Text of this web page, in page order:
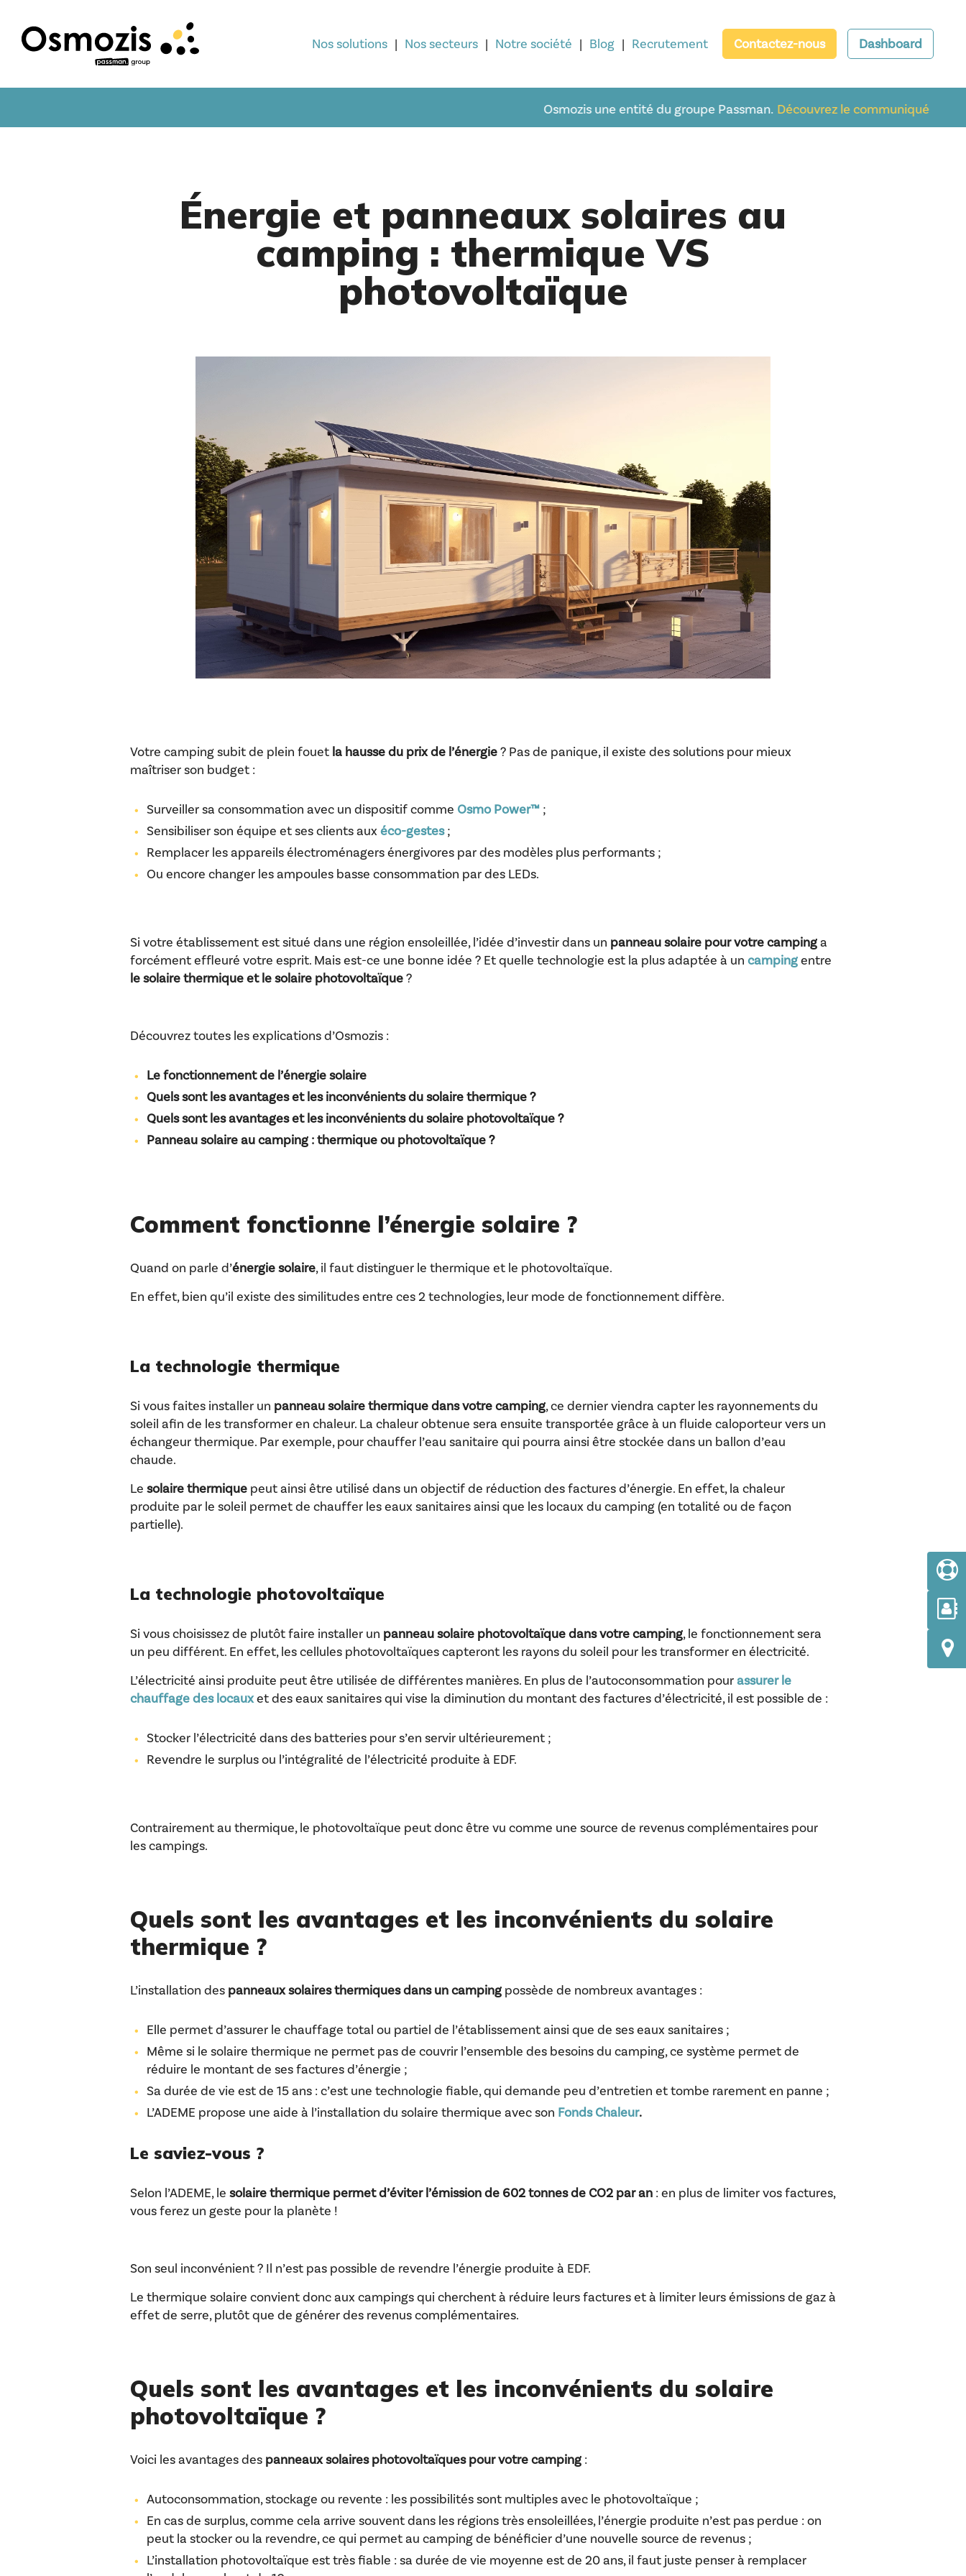
Nos solutions Nos secteurs Notre société Blog Recrutement Contactez-nous Dashboard
Osmozis une entité du groupe Passman. Découvrez le communiqué
Énergie et panneaux solaires au
camping : thermique VS
photovoltaïque
Votre camping subit de plein fouet la hausse du prix de l’énergie? Pas de panique, il existe des solutions pour mieux
maîtriser son budget :
Surveiller sa consommation avec un dispositif comme Osmo Power™ ;
Sensibiliser son équipe et ses clients auxéco-gestes;
Remplacer les appareils électroménagers énergivores par des modèles plus performants ;
Ou encore changer les ampoules basse consommation par des LEDs.
Si votre établissement est situé dans une région ensoleillée, l’idée d’investir dans un panneau solaire pour votre campinga
forcément effleuré votre esprit. Mais est-ce une bonne idée ? Et quelle technologie est la plus adaptée à un campingentre
le solaire thermique et le solaire photovoltaïque?
Découvrez toutes les explications d’Osmozis :
Le fonctionnement de l’énergie solaire
Quels sont les avantages et les inconvénients du solaire thermique ?
Quels sont les avantages et les inconvénients du solaire photovoltaïque ?
Panneau solaire au camping : thermique ou photovoltaïque ?
Comment fonctionne l’énergie solaire ?
Quand on parle d’énergie solaire, il faut distinguer le thermique et le photovoltaïque.
En effet, bien qu’il existe des similitudes entre ces 2 technologies, leur mode de fonctionnement diffère.
La technologie thermique
Si vous faites installer un panneau solaire thermique dans votre camping, ce dernier viendra capter les rayonnements du
soleil afin de les transformer en chaleur. La chaleur obtenue sera ensuite transportée grâce à un fluide caloporteur vers un
échangeur thermique. Par exemple, pour chauffer l’eau sanitaire qui pourra ainsi être stockée dans un ballon d’eau
chaude.
Le solaire thermique peut ainsi être utilisé dans un objectif de réduction des factures d’énergie. En effet, la chaleur
produite par le soleil permet de chauffer les eaux sanitaires ainsi que les locaux du camping (en totalité ou de façon
partielle).
La technologie photovoltaïque
Si vous choisissez de plutôt faire installer un panneau solaire photovoltaïque dans votre camping, le fonctionnement sera
un peu différent. En effet, les cellules photovoltaïques capteront les rayons du soleil pour les transformer en électricité.
L’électricité ainsi produite peut être utilisée de différentes manières. En plus de l’autoconsommation pourassurer le
chauffage des locauxet des eaux sanitaires qui vise la diminution du montant des factures d’électricité, il est possible de :
Stocker l’électricité dans des batteries pour s’en servir ultérieurement ;
Revendre le surplus ou l’intégralité de l’électricité produite à EDF.
Contrairement au thermique, le photovoltaïque peut donc être vu comme une source de revenus complémentaires pour
les campings.
Quels sont les avantages et les inconvénients du solaire
thermique ?
L’installation des panneaux solaires thermiques dans un camping possède de nombreux avantages :
Elle permet d’assurer le chauffage total ou partiel de l’établissement ainsi que de ses eaux sanitaires ;
Même si le solaire thermique ne permet pas de couvrir l’ensemble des besoins du camping, ce système permet de
réduire le montant de ses factures d’énergie ;
Sa durée de vie est de 15 ans : c’est une technologie fiable, qui demande peu d’entretien et tombe rarement en panne ;
L’ADEME propose une aide à l’installation du solaire thermique avec son Fonds Chaleur.
Le saviez-vous ?
Selon l’ADEME, le solaire thermique permet d’éviter l’émission de 602 tonnes de CO2 par an : en plus de limiter vos factures,
vous ferez un geste pour la planète !
Son seul inconvénient ? Il n’est pas possible de revendre l’énergie produite à EDF.
Le thermique solaire convient donc aux campings qui cherchent à réduire leurs factures et à limiter leurs émissions de gaz à
effet de serre, plutôt que de générer des revenus complémentaires.
Quels sont les avantages et les inconvénients du solaire
photovoltaïque ?
Voici les avantages des panneaux solaires photovoltaïques pour votre camping :
Autoconsommation, stockage ou revente : les possibilités sont multiples avec le photovoltaïque ;
En cas de surplus, comme cela arrive souvent dans les régions très ensoleillées, l’énergie produite n’est pas perdue : on
peut la stocker ou la revendre, ce qui permet au camping de bénéficier d’une nouvelle source de revenus ;
L’installation photovoltaïque est très fiable : sa durée de vie moyenne est de 20 ans, il faut juste penser à remplacer